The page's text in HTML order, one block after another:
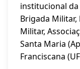
institucional
Brigada Militar,
Militar,
Santa Maria
Franciscana